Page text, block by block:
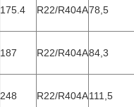
26 R22/R404A9.7
35,7 R22/R404A14.5
58,5 R22/R404A24.6